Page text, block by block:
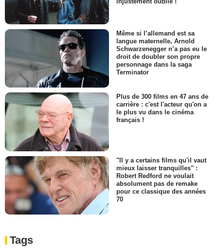
Même si l’allemand est sa
langue maternelle, Arnold
Schwarzenegger n’a pas eu le
droit de doubler son propre
personnage dans la saga
Terminator
Plus de 300 films en 47 ans de
carrière : c'est l'acteur qu'on a
le plus vu dans le cinéma
français !
"Il y a certains films qu'il vaut
mieux laisser tranquilles" :
Robert Redford ne voulait
absolument pas de remake
pour ce classique des années
70
Tags